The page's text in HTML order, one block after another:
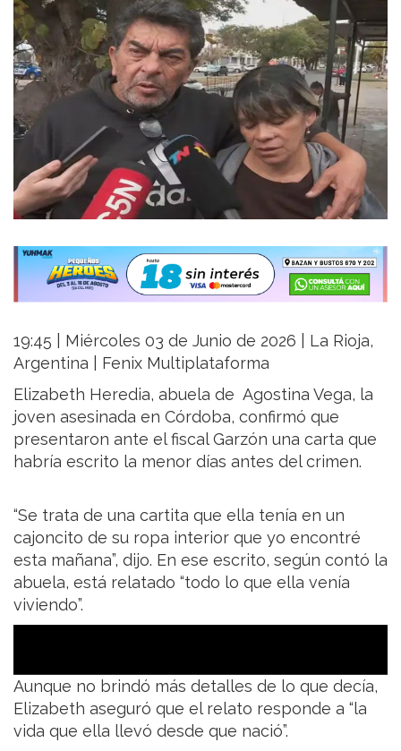
19:45 | Miércoles 03 de Junio de 2026 | La Rioja,
Argentina | Fenix Multiplataforma
Elizabeth Heredia, abuela de Agostina Vega, la
joven asesinada en Córdoba, confirmó que
presentaron ante el fiscal Garzón una carta que
habría escrito la menor días antes del crimen.
“Se trata de una cartita que ella tenía en un
cajoncito de su ropa interior que yo encontré
esta mañana”, dijo. En ese escrito, según contó la
abuela, está relatado “todo lo que ella venía
viviendo”.
Aunque no brindó más detalles de lo que decía,
Elizabeth aseguró que el relato responde a “la
vida que ella llevó desde que nació”.